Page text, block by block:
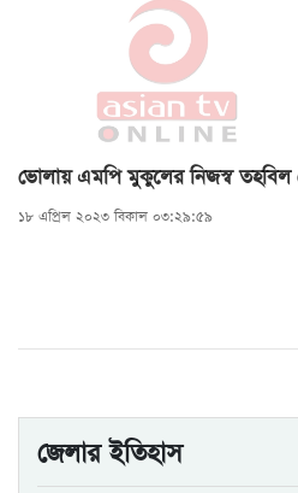
ভোলায় এমপি মুকুলের নিজস্ব তহবিল
১৮ এপ্রিল ২০২৩ বিকাল ০৩:২৯:৫৯
জেলার ইতিহাস